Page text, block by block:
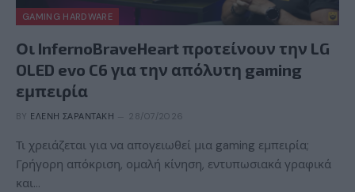
GAMING HARDWARE
Οι InfernoBraveHeart προτείνουν την LG
OLED evo C6 για την απόλυτη gaming
εμπειρία
BY ΕΛΈΝΗ ΣΑΡΑΝΤΆΚΗ 28/07/2026
Τι χρειάζεται για να απογειωθεί μια gaming εμπειρία;
Γρήγορη απόκριση, ομαλή κίνηση, εντυπωσιακά γραφικά
και…